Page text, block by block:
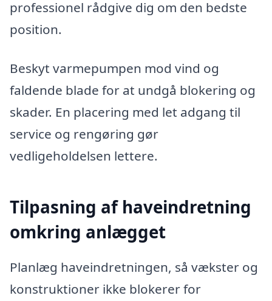
professionel rådgive dig om den bedste
position.
Beskyt varmepumpen mod vind og
faldende blade for at undgå blokering og
skader. En placering med let adgang til
service og rengøring gør
vedligeholdelsen lettere.
Tilpasning af haveindretning
omkring anlægget
Planlæg haveindretningen, så vækster og
konstruktioner ikke blokerer for